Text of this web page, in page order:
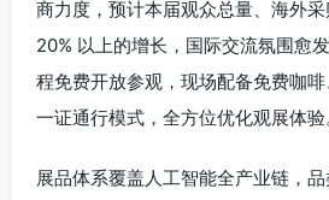
商力度，预计本届观众总量、海外
20% 以上的增长，国际交流氛围愈
程免费开放参观，现场配备免费咖
一证通行模式，全方位优化观展体验
展品体系覆盖人工智能全产业链，